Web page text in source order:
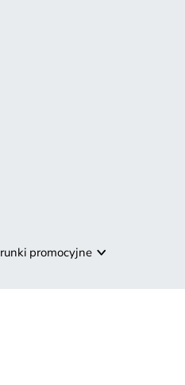
promocyjne